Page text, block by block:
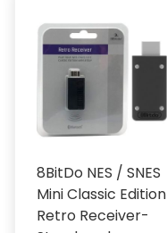
8BitDo NES / SNES
Mini Classic Edition
Retro Receiver-